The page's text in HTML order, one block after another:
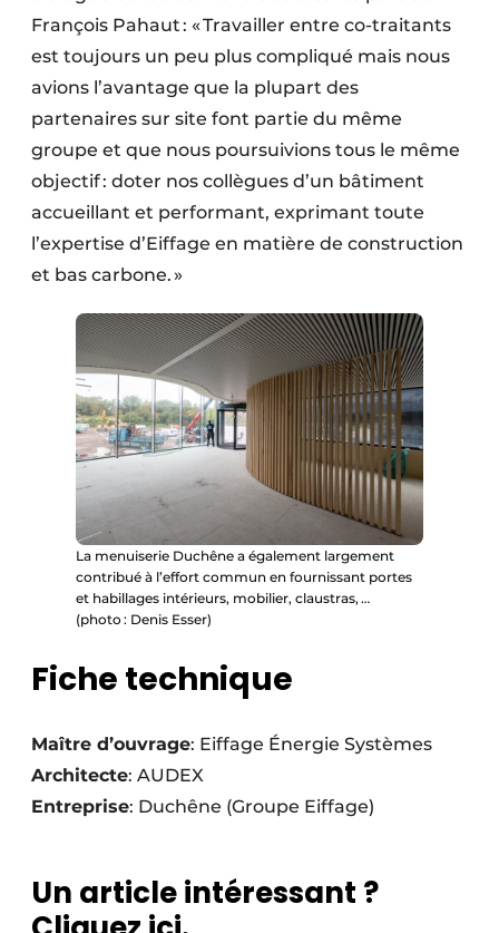
François Pahaut : « Travailler entre co-traitants
est toujours un peu plus compliqué mais nous
avions l’avantage que la plupart des
partenaires sur site font partie du même
groupe et que nous poursuivions tous le même
objectif : doter nos collègues d’un bâtiment
accueillant et performant, exprimant toute
l’expertise d’Eiffage en matière de construction
et bas carbone. »
La menuiserie Duchêne a également largement
contribué à l’effort commun en fournissant portes
et habillages intérieurs, mobilier, claustras, …
(photo : Denis Esser)
Fiche technique
Maître d’ouvrage: Eiffage Énergie Systèmes
Architecte: AUDEX
Entreprise: Duchêne (Groupe Eiffage)
Un article intéressant ?